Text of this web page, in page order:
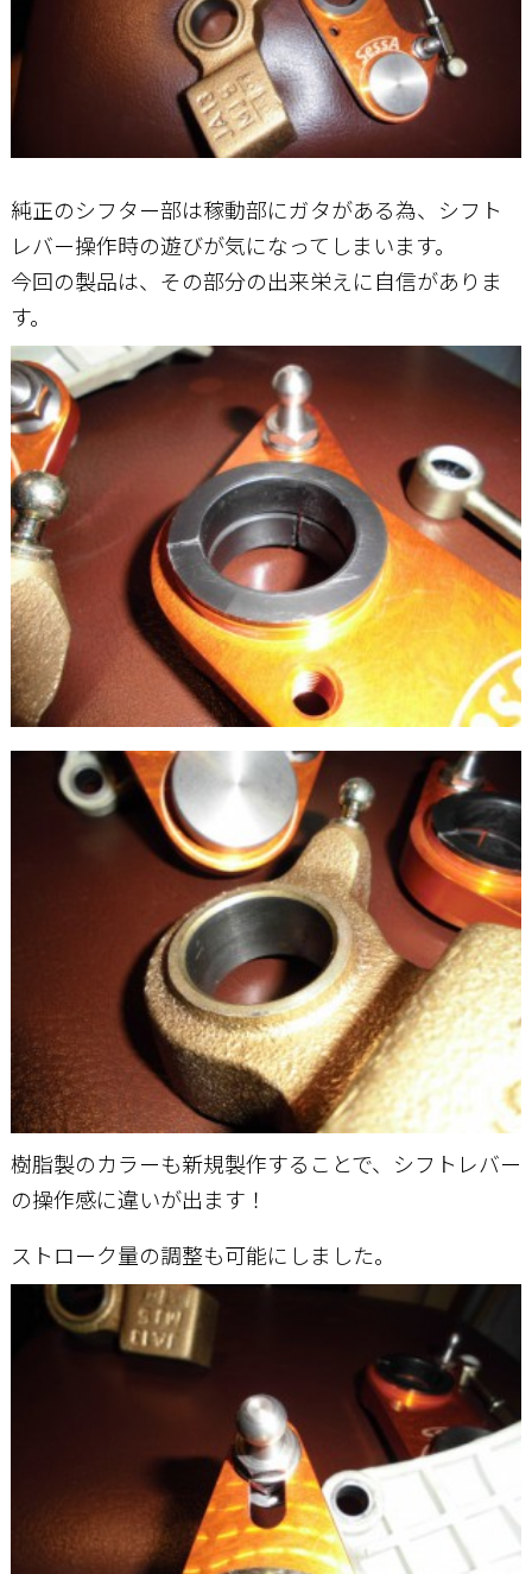
純正のシフター部は稼動部にガタがある為、シフト
レバー操作時の遊びが気になってしまいます。
今回の製品は、その部分の出来栄えに自信がありま
す。
樹脂製のカラーも新規製作することで、シフトレバー
の操作感に違いが出ます！
ストローク量の調整も可能にしました。